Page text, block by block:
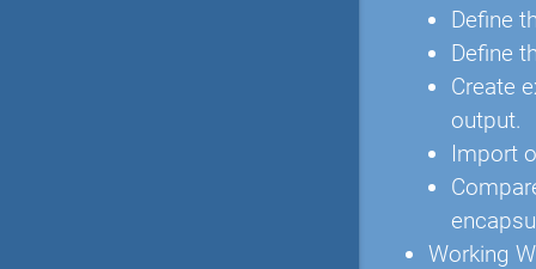
Define
Define
Create
output.
Import
Working